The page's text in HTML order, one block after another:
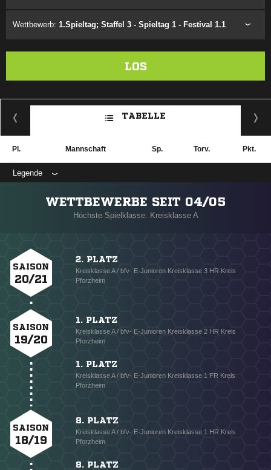
Wettbewerb: 1.Spieltag; Staffel 3 - Spieltag 1 - Festival 1.1
LOS
TABELLE
Pl. Mannschaft Sp. Torv. Pkt.
Legende
WETTBEWERBE SEIT 04/05
Höchste Spielklasse: Kreisklasse A
SAISON
20/21
2. PLATZ
Kreisklasse A / bfv- E-Junioren Kreisklasse 3 HR Kreis
Pforzheim
SAISON
19/20
1. PLATZ
Kreisklasse A / bfv- E-Junioren Kreisklasse 2 HR Kreis
Pforzheim
1. PLATZ
Kreisklasse A / bfv- E-Junioren Kreisklasse 1 FR Kreis
Pforzheim
SAISON
18/19
8. PLATZ
Kreisklasse A / bfv- E-Junioren Kreisklasse 1 HR Kreis
Pforzheim
8. PLATZ